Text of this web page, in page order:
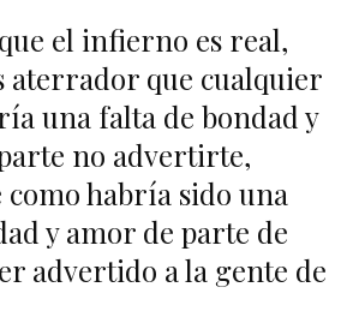
el infierno es real,
aterrador que cualquier
una falta de bondad y
no advertirte,
como habría sido una
y amor de parte de
advertido a la gente de